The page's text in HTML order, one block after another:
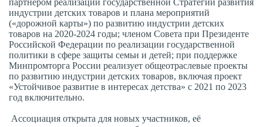
партнером реализации государственной Стратегии развития
индустрии детских товаров и плана мероприятий
(«дорожной карты») по развитию индустрии детских
товаров на 2020-2024 годы; членом Совета при Президенте
Российской Федерации по реализации государственной
политики в сфере защиты семьи и детей; при поддержке
Минпромторга России реализует общеотраслевые проекты
по развитию индустрии детских товаров, включая проект
«Устойчивое развитие в интересах детства» с 2021 по 2023
год включительно.
Ассоциация открыта для новых участников, её